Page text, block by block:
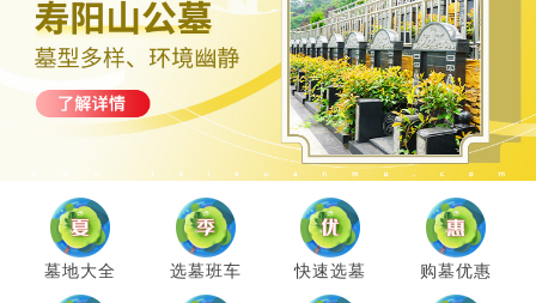
墓地大全 选墓班车 快速选墓 购墓优惠